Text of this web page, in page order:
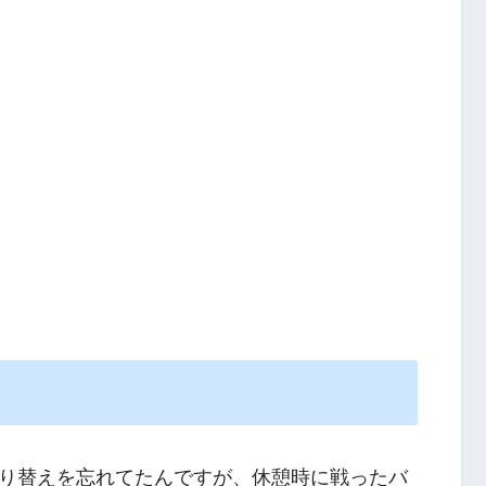
替えを忘れてたんですが、休憩時に戦ったバ